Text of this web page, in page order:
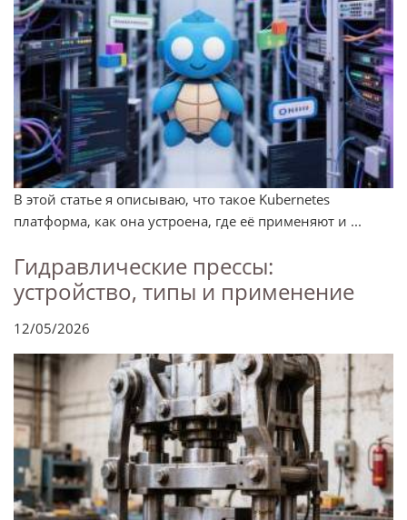
В этой статье я описываю, что такое Kubernetes
платформа, как она устроена, где её применяют и ...
Гидравлические прессы:
устройство, типы и применение
12/05/2026